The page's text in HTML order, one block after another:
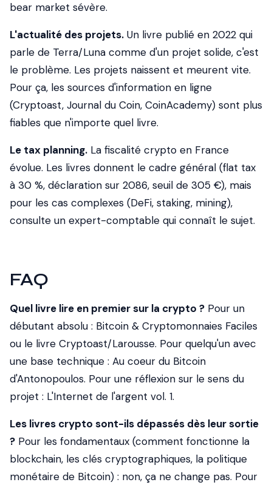
bear market sévère.
L'actualité des projets. Un livre publié en 2022 qui
parle de Terra/Luna comme d'un projet solide, c'est
le problème. Les projets naissent et meurent vite.
Pour ça, les sources d'information en ligne
(Cryptoast, Journal du Coin, CoinAcademy) sont plus
fiables que n'importe quel livre.
Le tax planning. La fiscalité crypto en France
évolue. Les livres donnent le cadre général (flat tax
à 30 %, déclaration sur 2086, seuil de 305 €), mais
pour les cas complexes (DeFi, staking, mining),
consulte un expert-comptable qui connaît le sujet.
FAQ
Quel livre lire en premier sur la crypto ? Pour un
débutant absolu : Bitcoin & Cryptomonnaies Faciles
ou le livre Cryptoast/Larousse. Pour quelqu'un avec
une base technique : Au coeur du Bitcoin
d'Antonopoulos. Pour une réflexion sur le sens du
projet : L'Internet de l'argent vol. 1.
Les livres crypto sont-ils dépassés dès leur sortie
? Pour les fondamentaux (comment fonctionne la
blockchain, les clés cryptographiques, la politique
monétaire de Bitcoin) : non, ça ne change pas. Pour